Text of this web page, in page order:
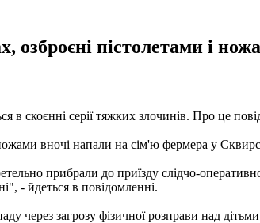
озброєні пістолетами і
в скоєнні серії тяжких злочинів. Про це
вночі напали на сім'ю фермера у
прибрали до приїзду слідчо-
- йдеться в повідомленні.
через загрозу фізичної розправи над